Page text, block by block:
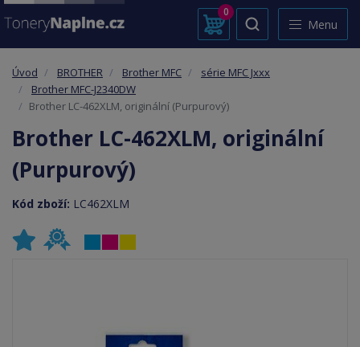
0
Menu
Úvod BROTHER Brother MFC
série MFC Jxxx
Brother MFC-J2340DW
Brother LC-462XLM, originální (Purpurový)
Brother LC-462XLM, originální
(Purpurový)
Kód zboží: LC462XLM